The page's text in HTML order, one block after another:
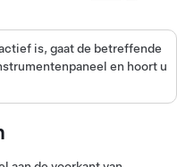
is, gaat de betreffende
en hoort u